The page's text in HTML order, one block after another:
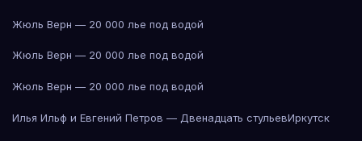
Жюль Верн — 20 000 лье под водой
Жюль Верн — 20 000 лье под водой
Жюль Верн — 20 000 лье под водой
Илья Ильф и Евгений Петров — Двенадцать стульевИркутск